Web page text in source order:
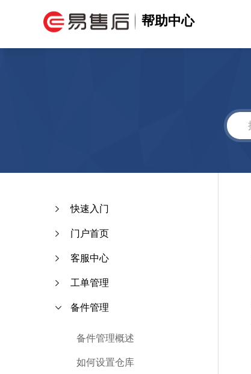
帮助中心
快速入门
门户首页
客服中心
工单管理
备件管理
备件管理概述
如何设置仓库